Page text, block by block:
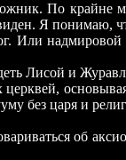
По крайне
Я понимаю,
Или надмировой
Лисой и
без царя и
об